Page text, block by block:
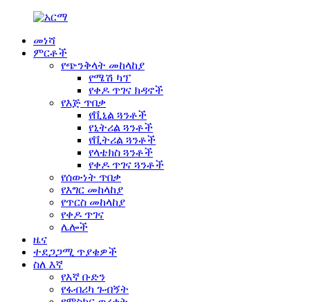
መነሻ
ምርቶች
የጭንቅላት መከላከያ
የሜሽ ካፕ
የቀዶ ጥገና ክዳኖች
የእጅ ጥበቃ
የቪኒል ጓንቶች
የኒትሪል ጓንቶች
የቪትሪል ጓንቶች
የላቴክስ ጓንቶች
የቀዶ ጥገና ጓንቶች
የሰውነት ጥበቃ
የእግር መከላከያ
የጥርስ መከላከያ
የቀዶ ጥገና
ሌሎች
ዜና
ተደጋጋሚ ጥያቄዎች
ስለ እኛ
የእኛ ቡድን
የፋብሪካ ጉብኝት